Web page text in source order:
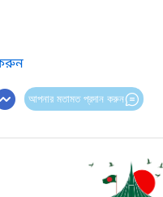
আপনার মতামত প্রদান করুন